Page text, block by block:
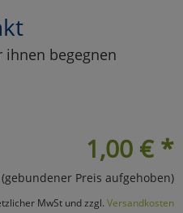
ihnen begegnen
1,00 € *
Preis aufgehoben)
MwSt und zzgl. Versandkosten
speichern
zu Haupptseite